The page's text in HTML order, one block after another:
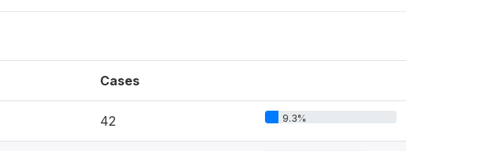
Cases
42 9.3%